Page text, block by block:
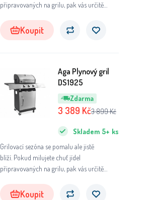
připravovaných na grilu, pak vás určitě
Koupit
Zdarma
Aga Plynový gril
DS1925
Grilovací sezóna se pomalu ale jistě
blíží. Pokud milujete chuť jídel
připravovaných na grilu, pak vás určitě
Skladem 5+ ks
3 389 Kč3 899Kč
Koupit